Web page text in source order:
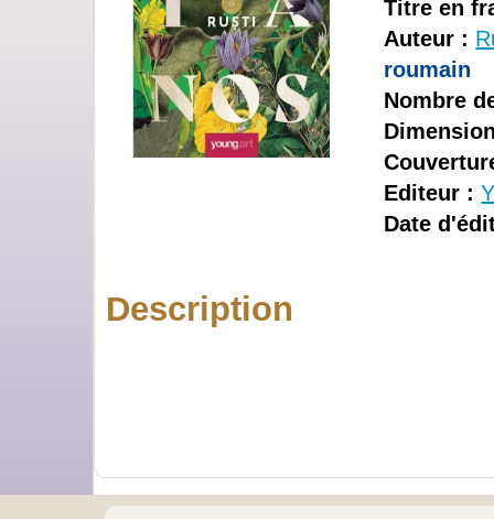
Titre en
Auteur :
roumain
Nombre
Editeur :
Date
Description